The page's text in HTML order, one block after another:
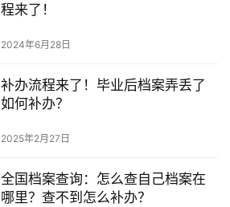
程来了！
2024年6月28日
补办流程来了！毕业后档案弄丢了
如何补办？
2025年2月27日
全国档案查询：怎么查自己档案在
哪里？查不到怎么补办？